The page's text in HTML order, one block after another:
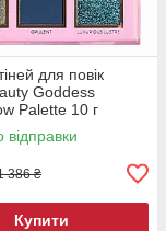
для повік
Goddess
Palette 10 г
відправки
386 ₴
Купити